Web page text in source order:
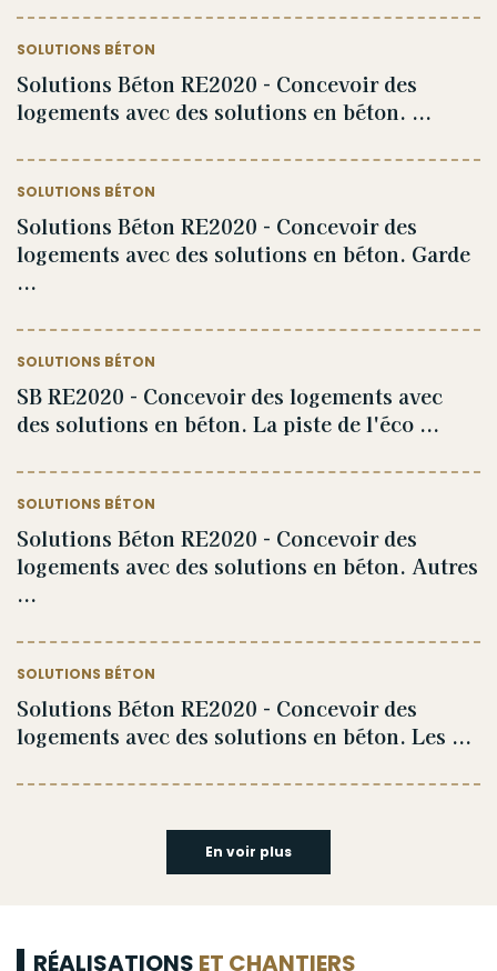
SOLUTIONS BÉTON
Solutions Béton RE2020 - Concevoir des
logements avec des solutions en béton. ...
SOLUTIONS BÉTON
Solutions Béton RE2020 - Concevoir des
logements avec des solutions en béton. Garde
...
SOLUTIONS BÉTON
SB RE2020 - Concevoir des logements avec
des solutions en béton. La piste de l'éco ...
SOLUTIONS BÉTON
Solutions Béton RE2020 - Concevoir des
logements avec des solutions en béton. Autres
...
SOLUTIONS BÉTON
Solutions Béton RE2020 - Concevoir des
logements avec des solutions en béton. Les ...
En voir plus
RÉALISATIONS ET CHANTIERS